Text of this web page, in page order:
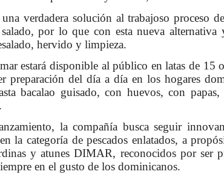
verdadera solución al trabajoso proceso
por lo que con esta nueva alternativa
hervido y limpieza.
estará disponible al público en latas de 15
preparación del día a día en los hogares
bacalao guisado, con huevos, con
la compañía busca seguir
la categoría de pescados enlatados, a
y atunes DIMAR, reconocidos por ser
en el gusto de los dominicanos.